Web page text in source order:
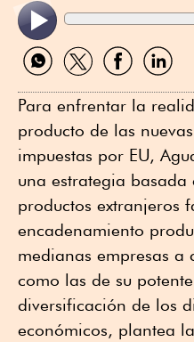
Compartir
por
Compartir
por
Compartir
por
Compartir
por
Para enfrentar la
producto de las
impuestas por EU,
una estrategia basada
productos extranjeros
encadenamiento
medianas empresas a
como las de su
diversificación de los
económicos, plantea